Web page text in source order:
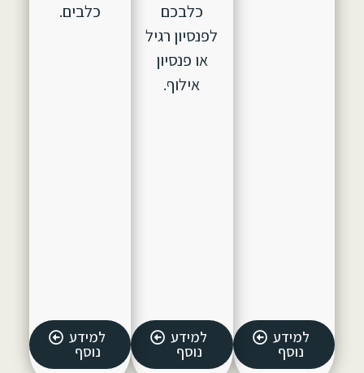
למידע
נוסף
כלבכם
לפנסיון רגיל
או פנסיון
אילוף.
למידע
נוסף
כלבים.
למידע
נוסף